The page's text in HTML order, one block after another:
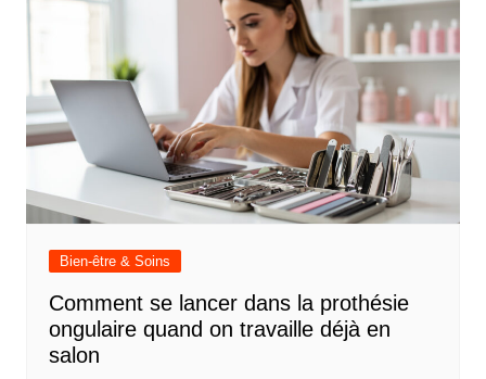
Bien-être & Soins
Comment se lancer dans la prothésie
ongulaire quand on travaille déjà en
salon